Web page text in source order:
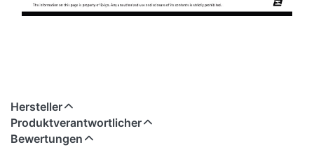
Hersteller
Produktverantwortlicher
Bewertungen